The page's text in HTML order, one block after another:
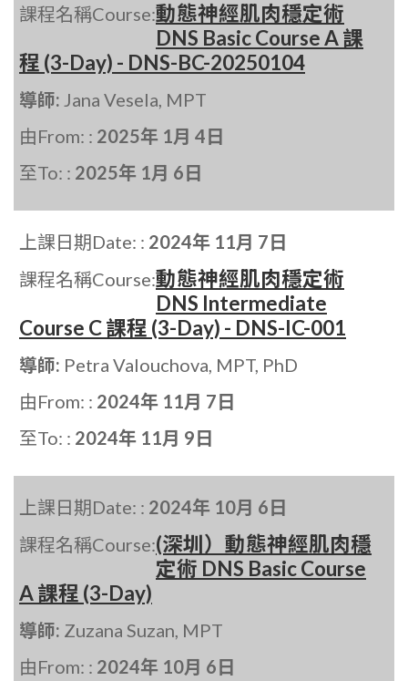
課程名稱Course:動態神經肌肉穩定術
DNS Basic Course A 課
程 (3-Day) - DNS-BC-20250104
導師: Jana Vesela, MPT
由From: : 2025年 1月 4日
至To: : 2025年 1月 6日
上課日期Date: : 2024年 11月 7日
課程名稱Course:動態神經肌肉穩定術
DNS Intermediate
Course C 課程 (3-Day) - DNS-IC-001
導師: Petra Valouchova, MPT, PhD
由From: : 2024年 11月 7日
至To: : 2024年 11月 9日
上課日期Date: : 2024年 10月 6日
課程名稱Course:(深圳）動態神經肌肉穩
定術 DNS Basic Course
A 課程 (3-Day)
導師: Zuzana Suzan, MPT
由From: : 2024年 10月 6日